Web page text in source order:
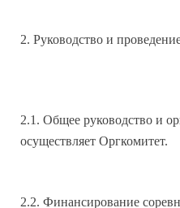
2. Руководство и
2.1. Общее руководство и
осуществляет Оргкомитет.
2.2. Финансирование